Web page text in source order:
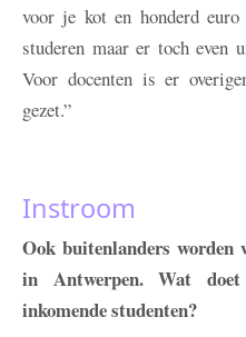
voor je kot en honderd
studeren maar er toch
Voor docenten is er
gezet.”
Instroom
Ook buitenlanders worden
in Antwerpen. Wat
inkomende studenten?